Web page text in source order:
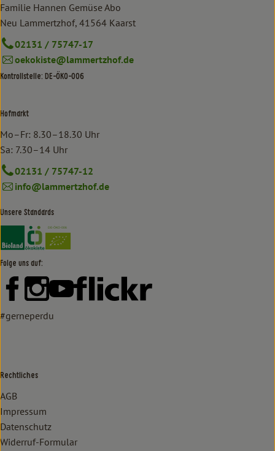
Familie Hannen Gemüse Abo
Neu Lammertzhof, 41564 Kaarst
02131 / 75747-17
oekokiste@lammertzhof.de
Kontrollstelle: DE-ÖKO-006
Hofmarkt
Mo–Fr: 8.30–18.30 Uhr
Sa: 7.30–14 Uhr
02131 / 75747-12
info@lammertzhof.de
Unsere Standards
Externer Link zu https://www.bioland.de/verbraucher
Externer Link zu https://www.oekokiste.de/
Folge uns auf:
Externer Link zu https://www.facebook.com/lammertzhof/
Externer Link zu https://www.instagram.com/
Externer Link zu https://www.youtube.com/
Externer Link zu https://
#gerneperdu
Rechtliches
AGB
Impressum
Datenschutz
Widerruf-Formular